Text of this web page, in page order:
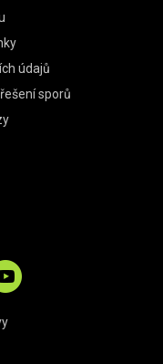
údajů
sporů